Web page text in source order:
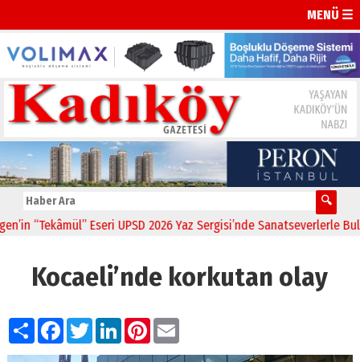
MENÜ ☰
“Tekâmül” Eseri UPSD 2026 Yaz Sergisi’nde Sanatseverlerle Buluştu
Kocaeli’nde korkutan olay
PaylaşFacebook
TwitterLinkedIn
Pinterest
Email